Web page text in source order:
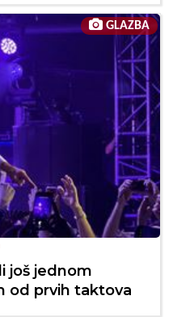
GLAZBA
još jednom
od prvih taktova